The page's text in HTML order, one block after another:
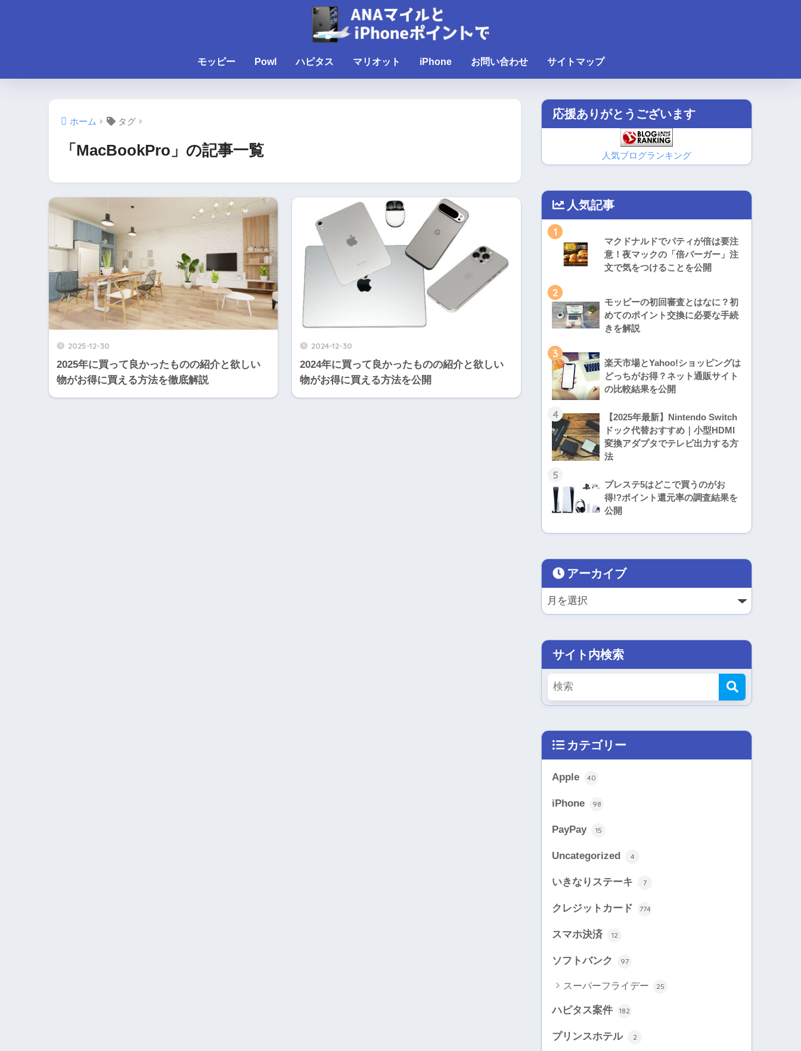
モッピー Powl ハピタス マリオット iPhone お問い合わせ サイトマップ
ホーム タグ
「MacBookPro」の記事一覧
2025-12-30
2025年に買って良かったものの紹介と欲しい
物がお得に買える方法を徹底解説
2024-12-30
2024年に買って良かったものの紹介と欲しい
物がお得に買える方法を公開
応援ありがとうございます
人気ブログランキング
人気記事
1
マクドナルドでパティが倍は要注
意！夜マックの「倍バーガー」注
文で気をつけることを公開
2
モッピーの初回審査とはなに？初
めてのポイント交換に必要な手続
きを解説
3
楽天市場とYahoo!ショッピングは
どっちがお得？ネット通販サイト
の比較結果を公開
4
【2025年最新】Nintendo Switch
ドック代替おすすめ｜小型HDMI
変換アダプタでテレビ出力する方
法
5
プレステ5はどこで買うのがお
得!?ポイント還元率の調査結果を
公開
アーカイブ
サイト内検索
カテゴリー
Apple 40
iPhone 98
PayPay 15
Uncategorized 4
いきなりステーキ 7
クレジットカード 774
スマホ決済 12
ソフトバンク 97
スーパーフライデー 25
ハピタス案件 182
プリンスホテル 2